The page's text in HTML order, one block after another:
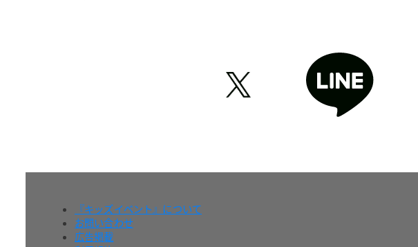
『キッズイベント』について
お問い合わせ
広告掲載